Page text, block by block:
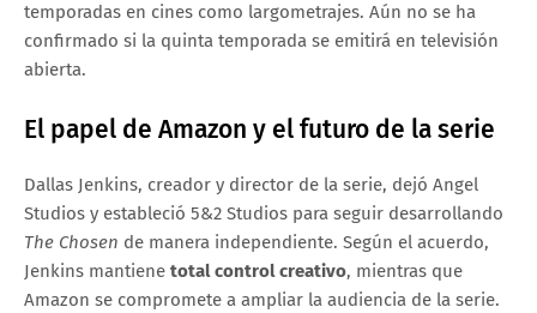
temporadas en cines como largometrajes. Aún no se ha
confirmado si la quinta temporada se emitirá en televisión
abierta.
El papel de Amazon y el futuro de la serie
Dallas Jenkins, creador y director de la serie, dejó Angel
Studios y estableció 5&2 Studios para seguir desarrollando
The Chosen de manera independiente. Según el acuerdo,
Jenkins mantiene total control creativo, mientras que
Amazon se compromete a ampliar la audiencia de la serie.